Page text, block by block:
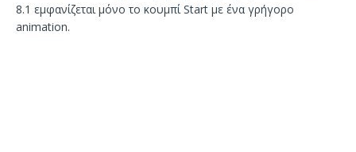
8.1 εμφανίζεται μόνο το κουμπί Start με ένα γρήγορο
animation.